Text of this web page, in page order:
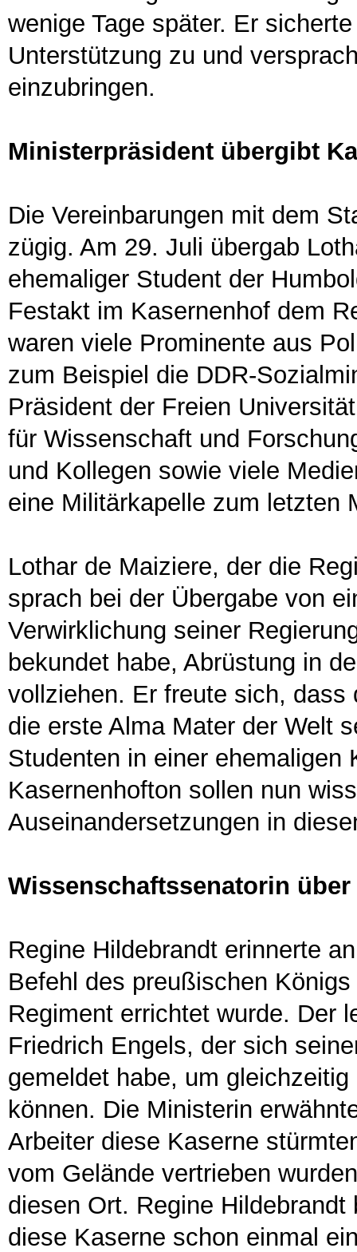
wenige Tage später. Er
Unterstützung zu und
einzubringen.
Ministerpräsident übergibt
Die Vereinbarungen mit dem
zügig. Am 29. Juli übergab
ehemaliger Student der
Festakt im Kasernenhof dem
waren viele Prominente aus
zum Beispiel die DDR-
Präsident der Freien
für Wissenschaft und
und Kollegen sowie viele
eine Militärkapelle zum letzten
Lothar de Maiziere, der die
sprach bei der Übergabe von
Verwirklichung seiner
bekundet habe, Abrüstung in
vollziehen. Er freute sich,
die erste Alma Mater der Welt
Studenten in einer ehemaligen
Kasernenhofton sollen nun
Auseinandersetzungen in
Wissenschaftssenatorin
Regine Hildebrandt erinnerte
Befehl des preußischen
Regiment errichtet wurde. Der
Friedrich Engels, der sich
gemeldet habe, um
können. Die Ministerin
Arbeiter diese Kaserne
vom Gelände vertrieben
diesen Ort. Regine
diese Kaserne schon einmal